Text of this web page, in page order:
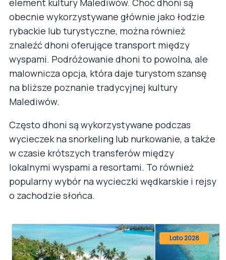
obecnie wykorzystywane głównie jako łodzie
rybackie lub turystyczne, można również
znaleźć dhoni oferujące transport między
wyspami. Podróżowanie dhoni to powolna, ale
malownicza opcja, która daje turystom szansę
na bliższe poznanie tradycyjnej kultury
Malediwów.
Często dhoni są wykorzystywane podczas
wycieczek na snorkeling lub nurkowanie, a także
w czasie krótszych transferów między
lokalnymi wyspami a resortami. To również
popularny wybór na wycieczki wędkarskie i rejsy
o zachodzie słońca.
Lato 2026